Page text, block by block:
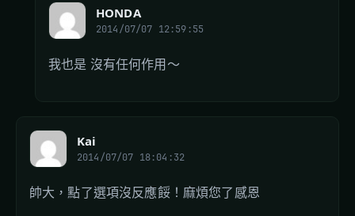
HONDA
2014/07/07 12:59:55
我也是 沒有任何作用～
Kai
2014/07/07 18:04:32
帥大，點了選項沒反應餒！麻煩您了感恩